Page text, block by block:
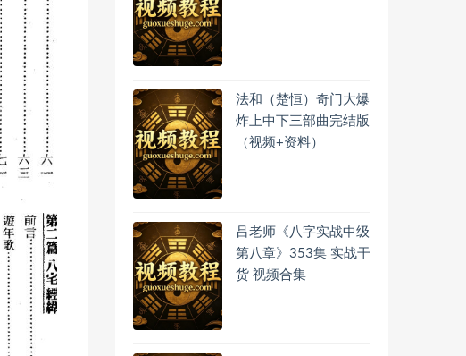
法和（楚恒）奇门大爆
炸上中下三部曲完结版
（视频+资料）
吕老师《八字实战中级
第八章》353集 实战干
货 视频合集